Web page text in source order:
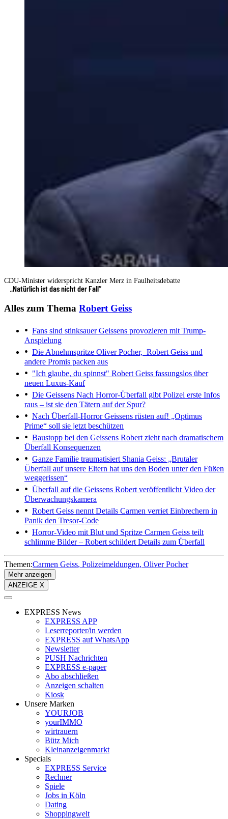
CDU-Minister widerspricht Kanzler Merz in Faulheitsdebatte
„Natürlich ist das nicht der Fall“
Alles zum Thema Robert Geiss
Fans sind stinksauerGeissens provozieren mit Trump-
Anspielung
Die Abnehmspritze Oliver Pocher, Robert Geiss und
andere Promis packen aus
"Ich glaube, du spinnst" Robert Geiss fassungslos über
neuen Luxus-Kauf
Die Geissens Nach Horror-Überfall gibt Polizei erste Infos
raus – ist sie den Tätern auf der Spur?
Nach Überfall-HorrorGeissens rüsten auf! „Optimus
Prime“ soll sie jetzt beschützen
Baustopp bei den Geissens Robert zieht nach dramatischem
Überfall Konsequenzen
Ganze Familie traumatisiert Shania Geiss: „Brutaler
Überfall auf unsere Eltern hat uns den Boden unter den Füßen
weggerissen“
Überfall auf die Geissens Robert veröffentlicht Video der
Überwachungskamera
Robert Geiss nennt Details Carmen verriet Einbrechern in
Panik den Tresor-Code
Horror-Video mit Blut und Spritze Carmen Geiss teilt
schlimme Bilder – Robert schildert Details zum Überfall
Themen:Carmen Geiss Polizeimeldungen Oliver Pocher
Mehr anzeigen
ANZEIGE X
EXPRESS News
EXPRESS APP
Leserreporter/in werden
EXPRESS auf WhatsApp
Newsletter
PUSH Nachrichten
EXPRESS e-paper
Abo abschließen
Anzeigen schalten
Kiosk
Unsere Marken
YOURJOB
yourIMMO
wirtrauern
Bütz Mich
Kleinanzeigenmarkt
Specials
EXPRESS Service
Rechner
Spiele
Jobs in Köln
Dating
Shoppingwelt